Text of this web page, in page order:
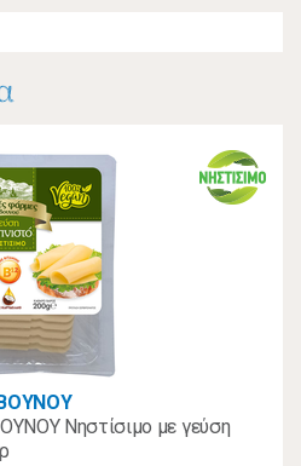
Νηστίσιμο με γεύση